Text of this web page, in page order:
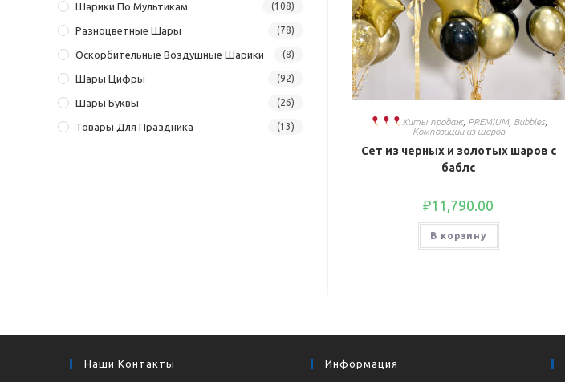
Хиты продаж, PREMIUM, Bubbles
Композиции из шаров
Сет из черных и золотых шаров с
баблс
₽11,790.00
В корзину
Шарики По Мультикам (108)
Разноцветные Шары (78)
Оскорбительные Воздушные Шарики (8)
Шары Цифры (92)
Шары Буквы (26)
Товары Для Праздника (13)
Наши Контакты Информация